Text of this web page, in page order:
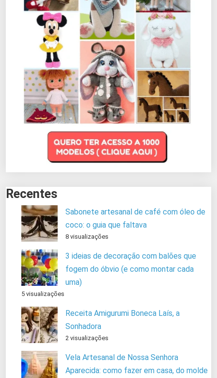
Recentes
Sabonete artesanal de café com óleo de
coco: o guia que faltava
8 visualizações
3 ideias de decoração com balões que
fogem do óbvio (e como montar cada
uma)
5 visualizações
Receita Amigurumi Boneca Laís, a
Sonhadora
2 visualizações
Vela Artesanal de Nossa Senhora
Aparecida: como fazer em casa, do molde